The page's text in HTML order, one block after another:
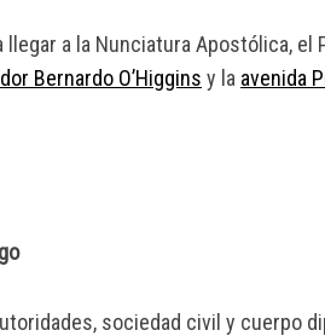
llegar a la Nunciatura Apostólica, el
Bernardo O’Higgins y la avenida
sociedad civil y cuerpo